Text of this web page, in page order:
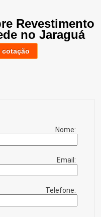
Revestimento
no Jaraguá
cotação
Nome:
Email:
Telefone: